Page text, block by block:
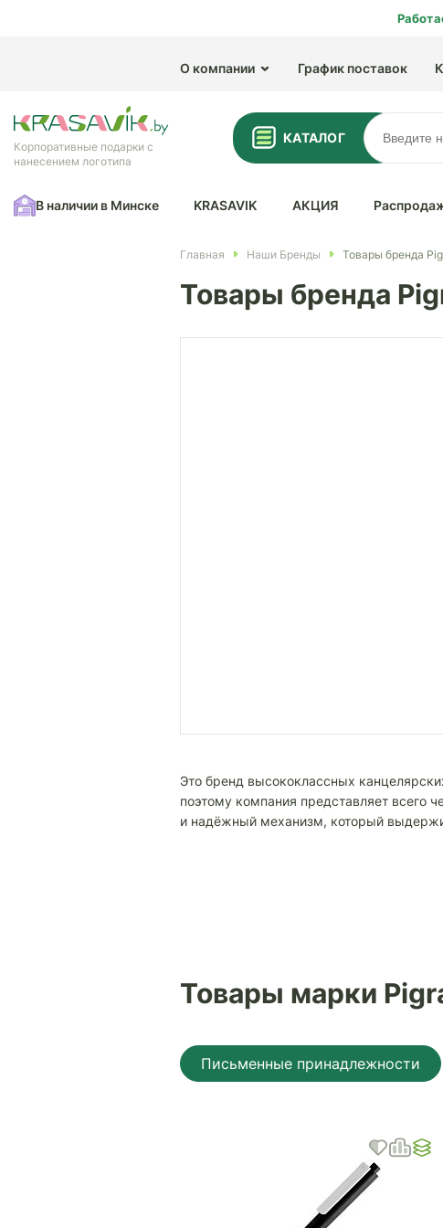
О компании График поставок
Корпоративные подарки с
нанесением логотипа
КАТАЛОГ
В наличии в Минске KRASAVIK АКЦИЯ
Главная Наши Бренды Товары бренда
Товары бренда
Это бренд высококлассных
поэтому компания представляет всего
и надёжный механизм, который
Товары марки
Письменные принадлежности